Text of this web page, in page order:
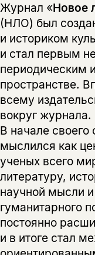
Журнал «Новое
(НЛО) был
и историком
и стал первым
периодическим
пространстве.
всему
вокруг журнала.
В начале
мыслился как
ученых всего
литературу,
научной мысли
гуманитарного
постоянно
и в итоге стал